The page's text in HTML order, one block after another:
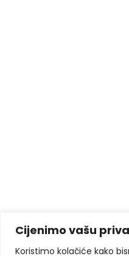
Cijenimo vašu
Koristimo kolačiće kako